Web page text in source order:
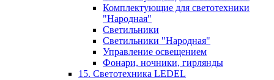
Комплектующие для светотехники
"Народная"
Светильники
Светильники "Народная"
Управление освещением
Фонари, ночники, гирлянды
15. Светотехника LEDEL